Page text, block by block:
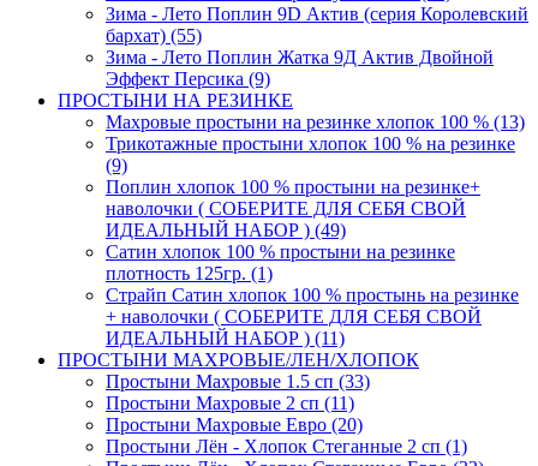
Зима - Лето Поплин 9D Актив (серия Королевский
бархат) (55)
Зима - Лето Поплин Жатка 9Д Актив Двойной
Эффект Персика (9)
ПРОСТЫНИ НА РЕЗИНКЕ
Махровые простыни на резинке хлопок 100 % (13)
Трикотажные простыни хлопок 100 % на резинке
(9)
Поплин хлопок 100 % простыни на резинке+
наволочки ( СОБЕРИТЕ ДЛЯ СЕБЯ СВОЙ
ИДЕАЛЬНЫЙ НАБОР ) (49)
Сатин хлопок 100 % простыни на резинке
плотность 125гр. (1)
Страйп Сатин хлопок 100 % простынь на резинке
+ наволочки ( СОБЕРИТЕ ДЛЯ СЕБЯ СВОЙ
ИДЕАЛЬНЫЙ НАБОР ) (11)
ПРОСТЫНИ МАХРОВЫЕ/ЛЕН/ХЛОПОК
Простыни Махровые 1.5 сп (33)
Простыни Махровые 2 сп (11)
Простыни Махровые Евро (20)
Простыни Лён - Хлопок Стеганные 2 сп (1)